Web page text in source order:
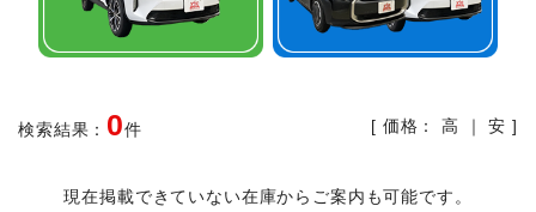
[ 価格：高 ｜安 ]
検索結果： 0件
現在掲載できていない在庫からご案内も可能です。